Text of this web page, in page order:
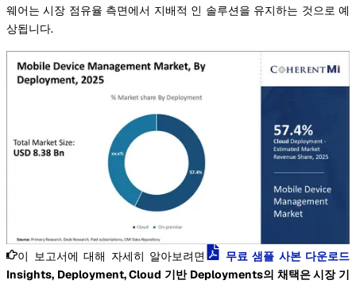
웨어는 시장 점유율 측면에서 지배적 인 솔루션을 유지하는 것으로 예
상됩니다.
이 보고서에 대해 자세히 알아보려면
무료 샘플 사본 다운로드
Insights, Deployment, Cloud 기반 Deployments의 채택은 시장 기